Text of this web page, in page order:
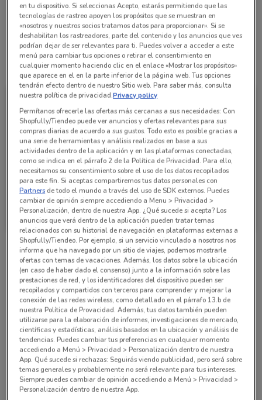
La Comer Lomas Anáhuac - Lote 1
Todas las ofertas de esta tienda
La Comer
Caduca Jueves
Sucursales La Comer alrededor
Plazuela de la Fama # 1 Col. La Fama Tlalpan
(cdmx)
4.5 km
ABIERTO
Av. De Las Torres # 446 Col. San José del Olivar
La Magdalena Contreras
4.5 km
ABIERTO
en tu dispositivo. Si seleccionas Acepto, estarás permitiendo que las
tecnologías de rastreo apoyen los propósitos que se muestran en
«nosotros y nuestros socios tratamos datos para proporcionar». Si se
deshabilitan los rastreadores, parte del contenido y los anuncios que ves
podrían dejar de ser relevantes para ti. Puedes volver a acceder a este
menú para cambiar tus opciones o retirar el consentimiento en
cualquier momento haciendo clic en el enlace «Mostrar los propósitos»
que aparece en el en la parte inferior de la página web. Tus opciones
tendrán efecto dentro de nuestro Sitio web. Para saber más, consulta
nuestra política de privacidad.Privacy policy
Permítanos ofrecerle las ofertas más cercanas a sus necesidades: Con
Shopfully/Tiendeo puede ver anuncios y ofertas relevantes para sus
compras diarias de acuerdo a sus gustos. Todo esto es posible gracias a
una serie de herramientas y análisis realizados en base a sus
actividades dentro de la aplicación y en las plataformas conectadas,
como se indica en el párrafo 2 de la Política de Privacidad. Para ello,
necesitamos su consentimiento sobre el uso de los datos recopilados
para este fin. Si aceptas compartiremos tus datos personales con
Partners de todo el mundo a través del uso de SDK externos. Puedes
cambiar de opinión siempre accediendo a Menu > Privacidad >
Personalización, dentro de nuestra App. ¿Qué sucede si acepta? Los
anuncios que verá dentro de la aplicación pueden tratar temas
relacionados con su historial de navegación en plataformas externas a
Shopfully/Tiendeo. Por ejemplo, si un servicio vinculado a nosotros nos
informa que ha navegado por un sitio de viajes, podemos mostrarle
ofertas con temas de vacaciones. Además, los datos sobre la ubicación
(en caso de haber dado el consenso) junto a la información sobre las
prestaciones de red, y los identificadores del dispositivo pueden ser
recopilados y compartidos con terceros para comprender y mejorar la
conexión de las redes wireless, como detallado en el párrafo 13.b de
nuestra Política de Provacidad. Además, tus datos también pueden
utilizarse para la elaboración de informes, investigaciones de mercado,
científicas y estadísticas, análisis basados en la ubicación y análisis de
tendencias. Puedes cambiar tus preferencias en cualquier momento
accediendo a Menú > Privacidad > Personalización dentro de nuestra
App. Qué sucede si rechazas: Seguirás viendo publicidad, pero será sobre
temas generales y probablemente no será relevante para tus intereses.
Siempre puedes cambiar de opinión accediendo a Menú > Privacidad >
Personalización dentro de nuestra App.